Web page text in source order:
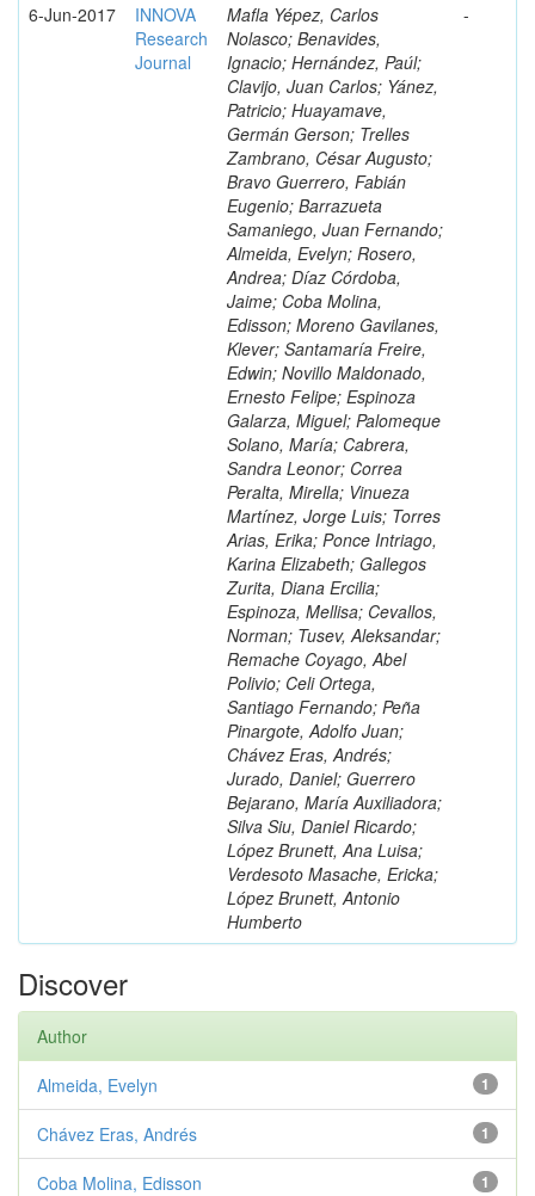
6-Jun-2017
INNOVA
Research
Journal
Mafla Yépez, Carlos
Nolasco; Benavides,
Ignacio; Hernández, Paúl;
Clavijo, Juan Carlos; Yánez,
Patricio; Huayamave,
Germán Gerson; Trelles
Zambrano, César Augusto;
Bravo Guerrero, Fabián
Eugenio; Barrazueta
Samaniego, Juan Fernando;
Almeida, Evelyn; Rosero,
Andrea; Díaz Córdoba,
Jaime; Coba Molina,
Edisson; Moreno Gavilanes,
Klever; Santamaría Freire,
Edwin; Novillo Maldonado,
Ernesto Felipe; Espinoza
Galarza, Miguel; Palomeque
Solano, María; Cabrera,
Sandra Leonor; Correa
Peralta, Mirella; Vinueza
Martínez, Jorge Luis; Torres
Arias, Erika; Ponce Intriago,
Karina Elizabeth; Gallegos
Zurita, Diana Ercilia;
Espinoza, Mellisa; Cevallos,
Norman; Tusev, Aleksandar;
Remache Coyago, Abel
Polivio; Celi Ortega,
Santiago Fernando; Peña
Pinargote, Adolfo Juan;
Chávez Eras, Andrés;
Jurado, Daniel; Guerrero
Bejarano, María Auxiliadora;
Silva Siu, Daniel Ricardo;
López Brunett, Ana Luisa;
Verdesoto Masache, Ericka;
López Brunett, Antonio
Humberto
-
Discover
Author
1
Almeida, Evelyn
1
Chávez Eras, Andrés
1
Coba Molina, Edisson